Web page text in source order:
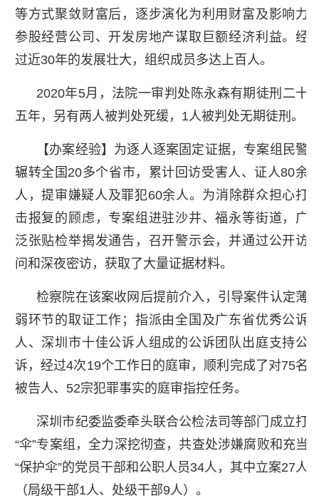
等方式聚敛财富后，逐步演化为利用财富及影响力
参股经营公司、开发房地产谋取巨额经济利益。经
过近30年的发展壮大，组织成员多达上百人。
2020年5月，法院一审判处陈永森有期徒刑二十
五年，另有两人被判处死缓，1人被判处无期徒刑。
【办案经验】为逐人逐案固定证据，专案组民警
辗转全国20多个省市，累计回访受害人、证人80余
人，提审嫌疑人及罪犯60余人。为消除群众担心打
击报复的顾虑，专案组进驻沙井、福永等街道，广
泛张贴检举揭发通告，召开警示会，并通过公开访
问和深夜密访，获取了大量证据材料。
检察院在该案收网后提前介入，引导案件认定薄
弱环节的取证工作；指派由全国及广东省优秀公诉
人、深圳市十佳公诉人组成的公诉团队出庭支持公
诉，经过4次19个工作日的庭审，顺利完成了对75名
被告人、52宗犯罪事实的庭审指控任务。
深圳市纪委监委牵头联合公检法司等部门成立打
“伞”专案组，全力深挖彻查，共查处涉嫌腐败和充当
“保护伞”的党员干部和公职人员34人，其中立案27人
（局级干部1人、处级干部9人）。